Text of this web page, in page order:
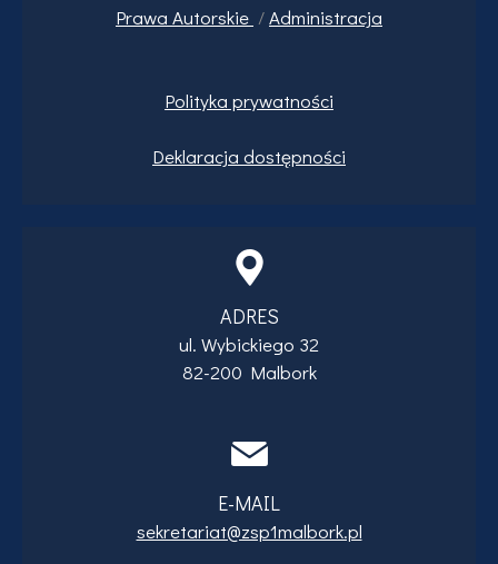
Prawa Autorskie /Administracja
Polityka prywatności
Deklaracja dostępności
ADRES
ul. Wybickiego 32
82-200 Malbork
E-MAIL
sekretariat@zsp1malbork.pl